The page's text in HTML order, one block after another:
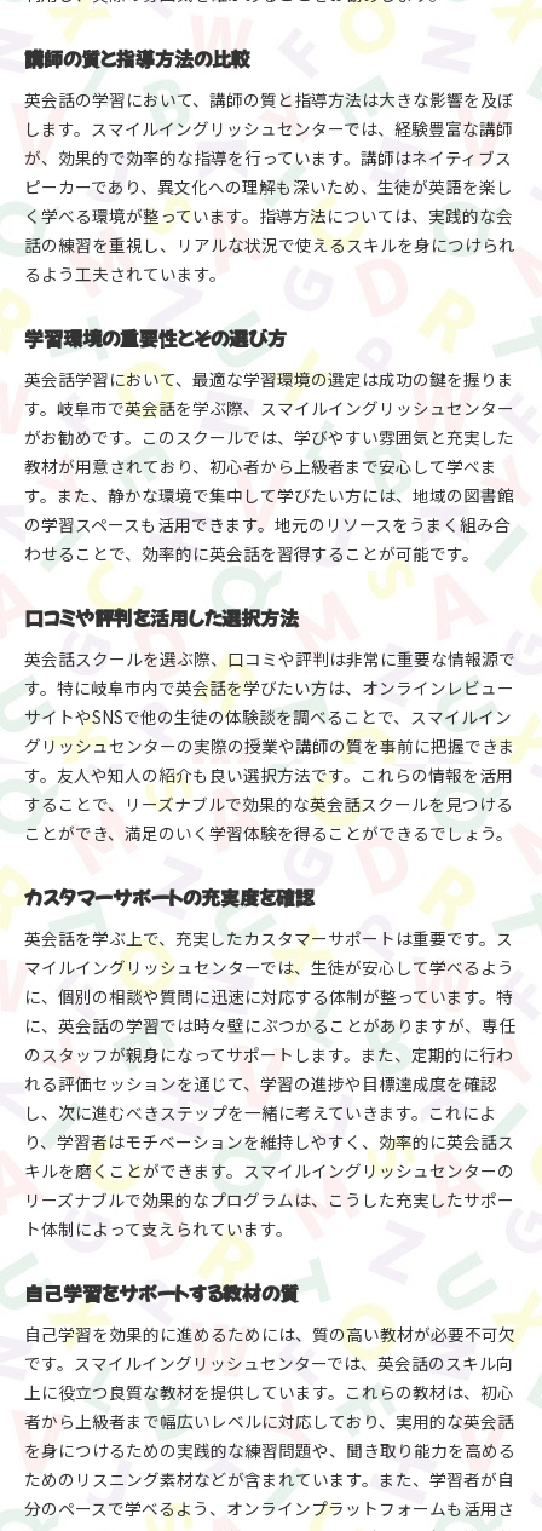
講師の質と指導方法の比較
英会話の学習において、講師の質と指導方法は大きな影響を及ぼ
します。スマイルイングリッシュセンターでは、経験豊富な講師
が、効果的で効率的な指導を行っています。講師はネイティブス
ピーカーであり、異文化への理解も深いため、生徒が英語を楽し
く学べる環境が整っています。指導方法については、実践的な会
話の練習を重視し、リアルな状況で使えるスキルを身につけられ
るよう工夫されています。
学習環境の重要性とその選び方
英会話学習において、最適な学習環境の選定は成功の鍵を握りま
す。岐阜市で英会話を学ぶ際、スマイルイングリッシュセンター
がお勧めです。このスクールでは、学びやすい雰囲気と充実した
教材が用意されており、初心者から上級者まで安心して学べま
す。また、静かな環境で集中して学びたい方には、地域の図書館
の学習スペースも活用できます。地元のリソースをうまく組み合
わせることで、効率的に英会話を習得することが可能です。
口コミや評判を活用した選択方法
英会話スクールを選ぶ際、口コミや評判は非常に重要な情報源で
す。特に岐阜市内で英会話を学びたい方は、オンラインレビュー
サイトやSNSで他の生徒の体験談を調べることで、スマイルイン
グリッシュセンターの実際の授業や講師の質を事前に把握できま
す。友人や知人の紹介も良い選択方法です。これらの情報を活用
することで、リーズナブルで効果的な英会話スクールを見つける
ことができ、満足のいく学習体験を得ることができるでしょう。
カスタマーサポートの充実度を確認
英会話を学ぶ上で、充実したカスタマーサポートは重要です。ス
マイルイングリッシュセンターでは、生徒が安心して学べるよう
に、個別の相談や質問に迅速に対応する体制が整っています。特
に、英会話の学習では時々壁にぶつかることがありますが、専任
のスタッフが親身になってサポートします。また、定期的に行わ
れる評価セッションを通じて、学習の進捗や目標達成度を確認
し、次に進むべきステップを一緒に考えていきます。これによ
り、学習者はモチベーションを維持しやすく、効率的に英会話ス
キルを磨くことができます。スマイルイングリッシュセンターの
リーズナブルで効果的なプログラムは、こうした充実したサポー
ト体制によって支えられています。
自己学習をサポートする教材の質
自己学習を効果的に進めるためには、質の高い教材が必要不可欠
です。スマイルイングリッシュセンターでは、英会話のスキル向
上に役立つ良質な教材を提供しています。これらの教材は、初心
者から上級者まで幅広いレベルに対応しており、実用的な英会話
を身につけるための実践的な練習問題や、聞き取り能力を高める
ためのリスニング素材などが含まれています。また、学習者が自
分のペースで学べるよう、オンラインプラットフォームも活用さ